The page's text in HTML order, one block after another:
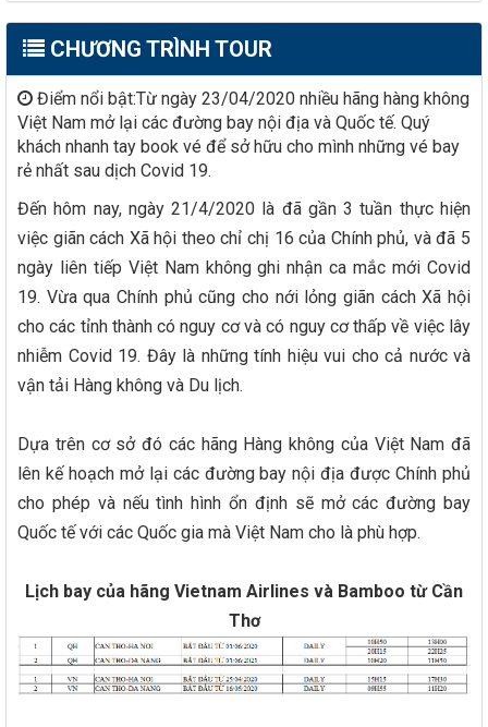
CHƯƠNG TRÌNH TOUR
Điểm nổi bật:Từ ngày 23/04/2020 nhiều hãng hàng không
Việt Nam mở lại các đường bay nội địa và Quốc tế. Quý
khách nhanh tay book vé để sở hữu cho mình những vé bay
rẻ nhất sau dịch Covid 19.
Đến hôm nay, ngày 21/4/2020 là đã gần 3 tuần thực hiện
việc giãn cách Xã hội theo chỉ chị 16 của Chính phủ, và đã 5
ngày liên tiếp Việt Nam không ghi nhận ca mắc mới Covid
19. Vừa qua Chính phủ cũng cho nới lỏng giãn cách Xã hội
cho các tỉnh thành có nguy cơ và có nguy cơ thấp về việc lây
nhiễm Covid 19. Đây là những tính hiệu vui cho cả nước và
vận tải Hàng không và Du lịch.
Dựa trên cơ sở đó các hãng Hàng không của Việt Nam đã
lên kế hoạch mở lại các đường bay nội địa được Chính phủ
cho phép và nếu tình hình ổn định sẽ mở các đường bay
Quốc tế với các Quốc gia mà Việt Nam cho là phù hợp.
Lịch bay của hãng Vietnam Airlines và Bamboo từ Cần
Thơ